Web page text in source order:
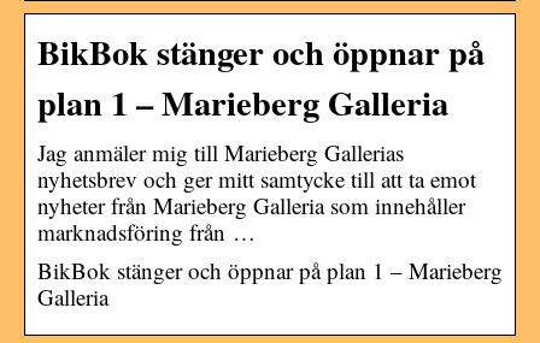
BikBok stänger och öppnar på
plan 1 – Marieberg Galleria
Jag anmäler mig till Marieberg Gallerias
nyhetsbrev och ger mitt samtycke till att ta emot
nyheter från Marieberg Galleria som innehåller
marknadsföring från …
BikBok stänger och öppnar på plan 1 – Marieberg
Galleria